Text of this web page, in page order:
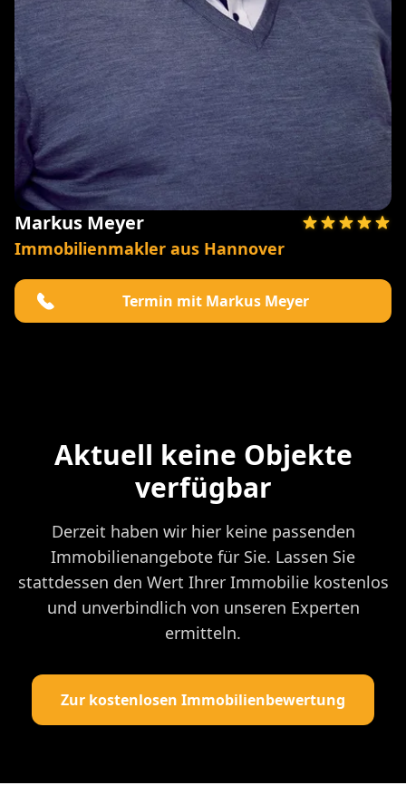
Markus Meyer
Immobilienmakler aus Hannover
Termin mit Markus Meyer
Aktuell keine Objekte
verfügbar
Derzeit haben wir hier keine passenden
Immobilienangebote für Sie. Lassen Sie
stattdessen den Wert Ihrer Immobilie kostenlos
und unverbindlich von unseren Experten
ermitteln.
Zur kostenlosen Immobilienbewertung